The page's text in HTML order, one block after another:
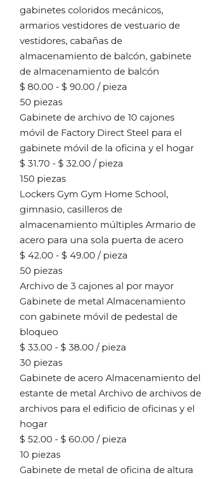
gabinetes coloridos mecánicos,
armarios vestidores de vestuario de
vestidores, cabañas de
almacenamiento de balcón, gabinete
de almacenamiento de balcón
$ 80.00 - $ 90.00 / pieza
50 piezas
Gabinete de archivo de 10 cajones
móvil de Factory Direct Steel para el
gabinete móvil de la oficina y el hogar
$ 31.70 - $ 32.00 / pieza
150 piezas
Lockers Gym Gym Home School,
gimnasio, casilleros de
almacenamiento múltiples Armario de
acero para una sola puerta de acero
$ 42.00 - $ 49.00 / pieza
50 piezas
Archivo de 3 cajones al por mayor
Gabinete de metal Almacenamiento
con gabinete móvil de pedestal de
bloqueo
$ 33.00 - $ 38.00 / pieza
30 piezas
Gabinete de acero Almacenamiento del
estante de metal Archivo de archivos de
archivos para el edificio de oficinas y el
hogar
$ 52.00 - $ 60.00 / pieza
10 piezas
Gabinete de metal de oficina de altura